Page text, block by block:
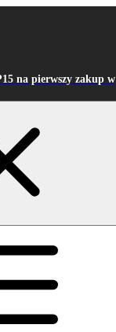
na pierwszy zakup w